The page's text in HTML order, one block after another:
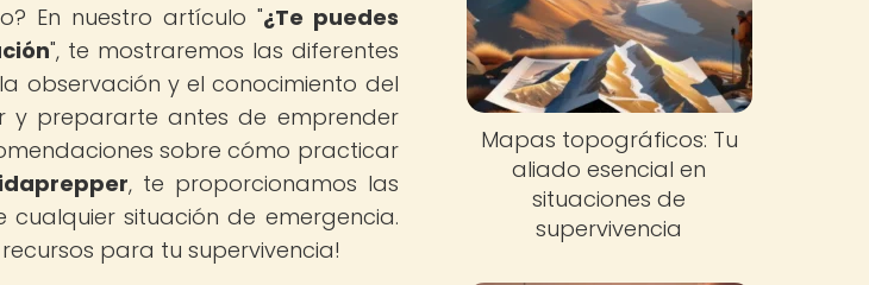
En nuestro artículo "¿Te puedes
", te mostraremos las diferentes
observación y el conocimiento del
y prepararte antes de emprender
sobre cómo practicar
, te proporcionamos las
situación de emergencia.
para tu supervivencia!
Mapas topográficos: Tu
aliado esencial en
situaciones de
supervivencia